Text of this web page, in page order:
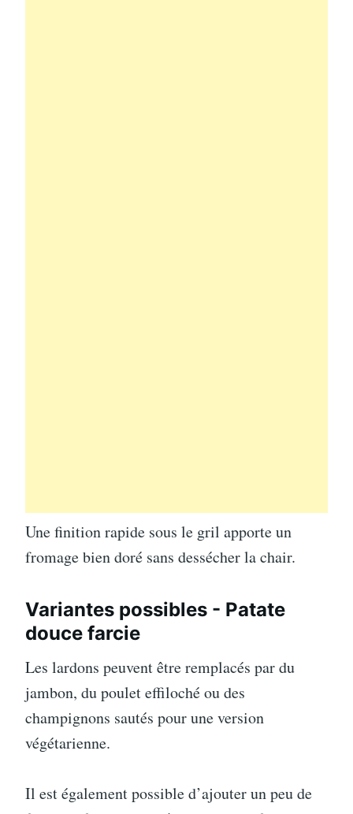
Une finition rapide sous le gril apporte un
fromage bien doré sans dessécher la chair.
Variantes possibles - Patate
douce farcie
Les lardons peuvent être remplacés par du
jambon, du poulet effiloché ou des
champignons sautés pour une version
végétarienne.
Il est également possible d’ajouter un peu de